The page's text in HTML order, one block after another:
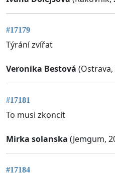
#17179
Týrání zvířat
Veronika Bestová (Ostrava,
#17181
To musi zkoncit
Mirka solanska (Jemgum,
#17184